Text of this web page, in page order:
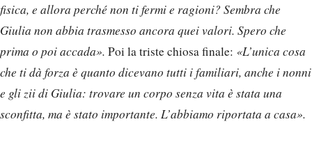
fisica, e allora perché non ti fermi e ragioni? Sembra che
Giulia non abbia trasmesso ancora quei valori. Spero che
prima o poi accada». Poi la triste chiosa finale: «L’unica cosa
che ti dà forza è quanto dicevano tutti i familiari, anche i nonni
e gli zii di Giulia: trovare un corpo senza vita è stata una
sconfitta, ma è stato importante. L’abbiamo riportata a casa».